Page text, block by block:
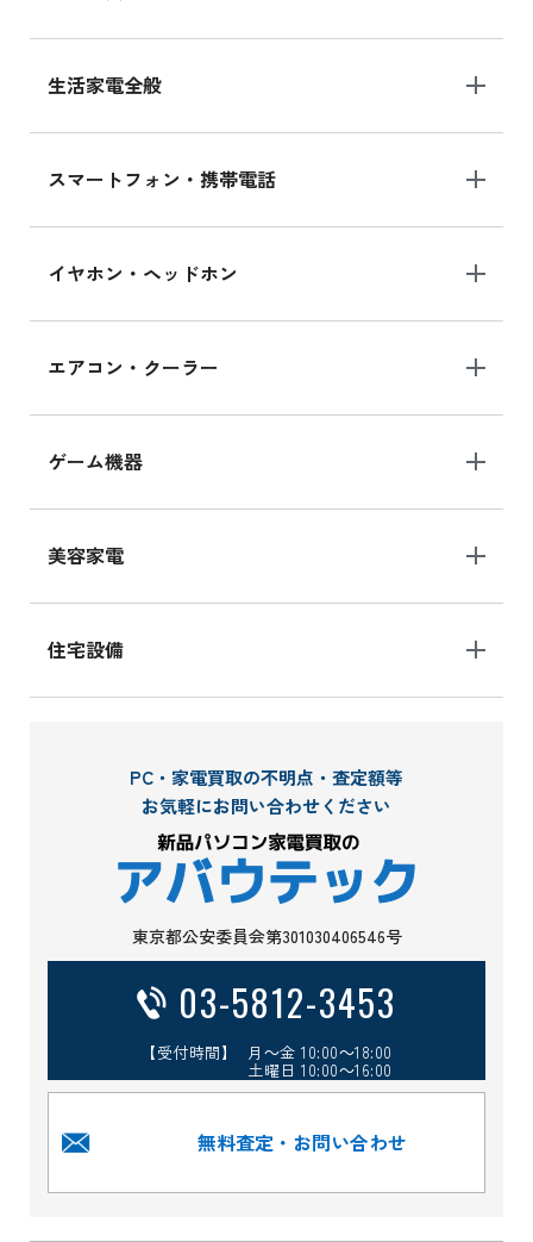
生活家電全般
スマートフォン・携帯電話
イヤホン・ヘッドホン
エアコン・クーラー
ゲーム機器
美容家電
住宅設備
PC・家電買取の不明点・査定額等
お気軽にお問い合わせください
東京都公安委員会第301030406546号
03-5812-3453
【受付時間】 月～金 10:00～18:00
土曜日 10:00～16:00
無料査定・お問い合わせ